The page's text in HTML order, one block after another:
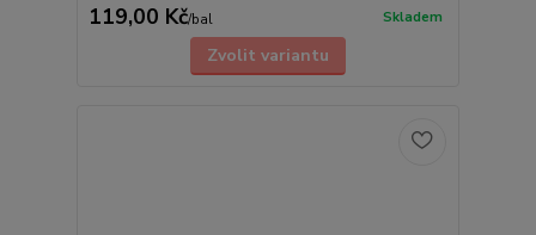
119,00 Kč/bal Skladem
Zvolit variantu